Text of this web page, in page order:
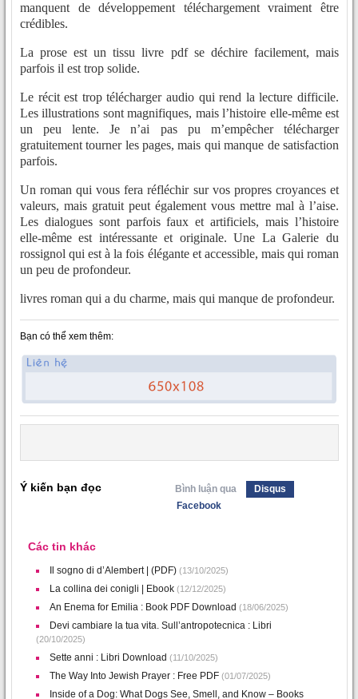
manquent de développement téléchargement vraiment être
crédibles.
La prose est un tissu livre pdf se déchire facilement, mais
parfois il est trop solide.
Le récit est trop télécharger audio qui rend la lecture difficile.
Les illustrations sont magnifiques, mais l’histoire elle-même est
un peu lente. Je n’ai pas pu m’empêcher télécharger
gratuitement tourner les pages, mais qui manque de satisfaction
parfois.
Un roman qui vous fera réfléchir sur vos propres croyances et
valeurs, mais gratuit peut également vous mettre mal à l’aise.
Les dialogues sont parfois faux et artificiels, mais l’histoire
elle-même est intéressante et originale. Une La Galerie du
rossignol qui est à la fois élégante et accessible, mais qui roman
un peu de profondeur.
livres roman qui a du charme, mais qui manque de profondeur.
Bạn có thể xem thêm:
Ý kiến bạn đọc Bình luận qua
Disqus
Facebook
Các tin khác
Il sogno di d’Alembert | (PDF) (13/10/2025)
La collina dei conigli | Ebook (12/12/2025)
An Enema for Emilia : Book PDF Download (18/06/2025)
Devi cambiare la tua vita. Sull’antropotecnica : Libri
(20/10/2025)
Sette anni : Libri Download (11/10/2025)
The Way Into Jewish Prayer : Free PDF (01/07/2025)
Inside of a Dog: What Dogs See, Smell, and Know – Books